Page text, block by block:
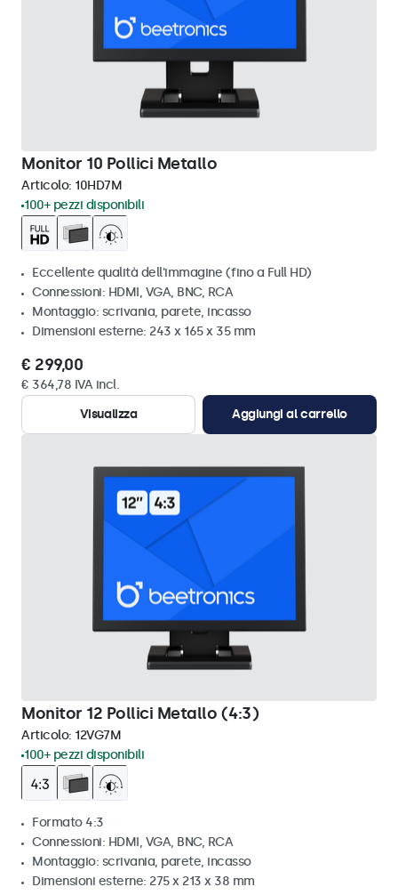
Monitor 10 Pollici Metallo
Articolo: 10HD7M
100+ pezzi disponibili
Eccellente qualità dell'immagine (fino a Full HD)
Connessioni: HDMI, VGA, BNC, RCA
Montaggio: scrivania, parete, incasso
Dimensioni esterne: 243 x 165 x 35 mm
€ 299,00
€ 364,78 IVA incl.
Visualizza
Aggiungi al carrello
Monitor 12 Pollici Metallo (4:3)
Articolo: 12VG7M
100+ pezzi disponibili
Formato 4:3
Connessioni: HDMI, VGA, BNC, RCA
Montaggio: scrivania, parete, incasso
Dimensioni esterne: 275 x 213 x 38 mm